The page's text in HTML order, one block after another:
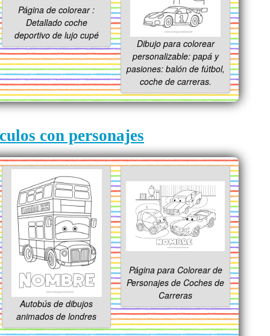
Página de colorear :
Detallado coche
deportivo de lujo cupé
Dibujo para colorear
personalizable: papá y
pasiones: balón de fútbol,
coche de carreras.
con personajes
Autobús de dibujos
animados de londres
Página para Colorear de
Personajes de Coches de
Carreras